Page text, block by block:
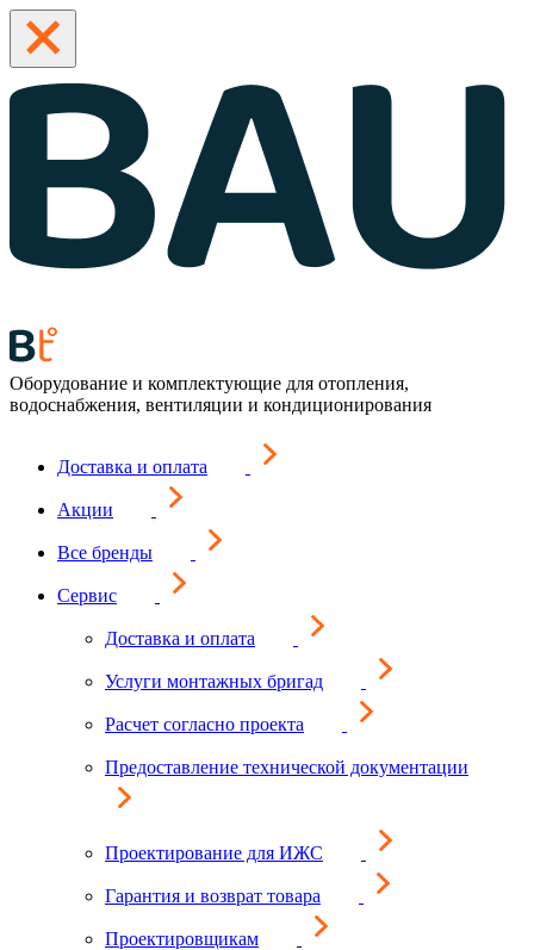
Оборудование и комплектующие для отопления,
водоснабжения, вентиляции и кондиционирования
Доставка и оплата
Акции
Все бренды
Сервис
Доставка и оплата
Услуги монтажных бригад
Расчет согласно проекта
Предоставление технической документации
Проектирование для ИЖС
Гарантия и возврат товара
Проектировщикам